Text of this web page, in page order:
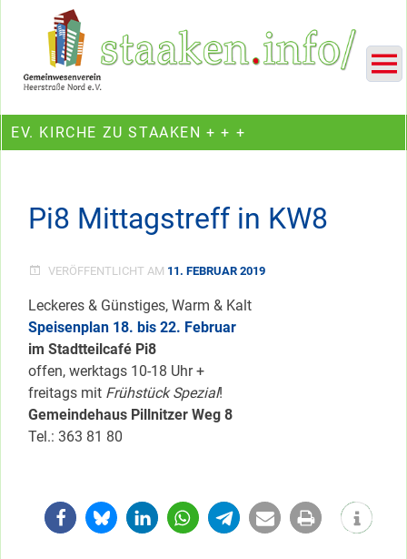
Ein Projekt des Gemeinwesenvereins Heerstraße Nord
EV. KIRCHE ZU STAAKEN + + +
Pi8 Mittagstreff in KW8
VERÖFFENTLICHT AM 11. FEBRUAR 2019
Leckeres & Günstiges, Warm & Kalt
Speisenplan 18. bis 22. Februar
im Stadtteilcafé Pi8
offen, werktags 10-18 Uhr +
freitags mit Frühstück Spezial!
Gemeindehaus Pillnitzer Weg 8
Tel.: 363 81 80